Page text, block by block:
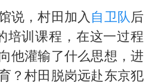
说，村田加入 自卫队 后
培训课程，在这一过程
他灌输了什么思想，进
？村田脱岗远赴东京犯